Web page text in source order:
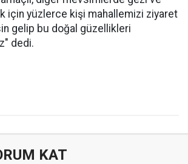
için yüzlerce kişi mahallemizi ziyaret
gelip bu doğal güzellikleri
dedi.
KAT